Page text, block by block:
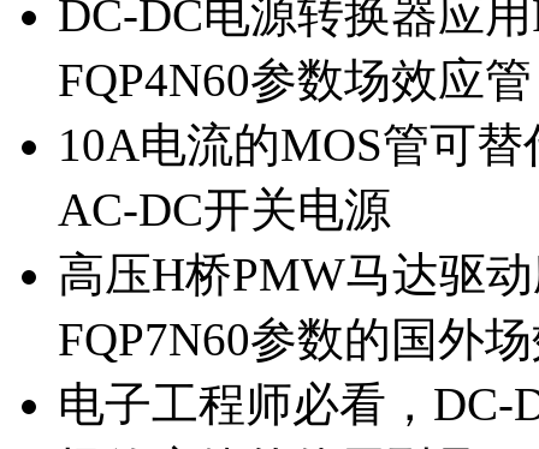
DC-DC电源转换器应
FQP4N60参数场效应
10A电流的MOS管可
AC-DC开关电源
高压H桥PMW马达驱
FQP7N60参数的国外
电子工程师必看，DC-